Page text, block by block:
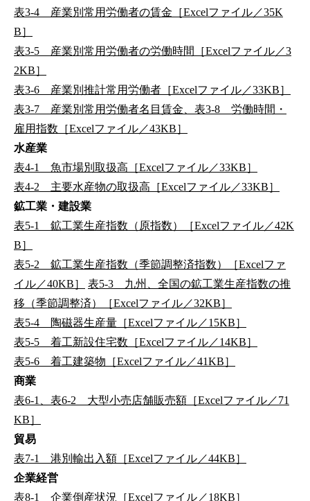
表3-4 産業別常用労働者の賃金［Excelファイル／35K
B］
表3-5 産業別常用労働者の労働時間［Excelファイル／3
2KB］
表3-6 産業別推計常用労働者［Excelファイル／33KB］
表3-7 産業別常用労働者名目賃金、表3-8 労働時間・
雇用指数［Excelファイル／43KB］
水産業
表4-1 魚市場別取扱高［Excelファイル／33KB］
表4-2 主要水産物の取扱高［Excelファイル／33KB］
鉱工業・建設業
表5-1 鉱工業生産指数（原指数）［Excelファイル／42K
B］
表5-2 鉱工業生産指数（季節調整済指数）［Excelファ
イル／40KB］
表5-3 九州、全国の鉱工業生産指数の推
移（季節調整済）［Excelファイル／32KB］
表5-4 陶磁器生産量［Excelファイル／15KB］
表5-5 着工新設住宅数［Excelファイル／14KB］
表5-6 着工建築物［Excelファイル／41KB］
商業
表6-1、表6-2 大型小売店舗販売額［Excelファイル／71
KB］
貿易
表7-1 港別輸出入額［Excelファイル／44KB］
企業経営
表8-1 企業倒産状況［Excelファイル／18KB］